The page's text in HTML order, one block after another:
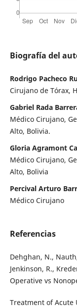
Biografía del
Rodrigo Pacheco
Cirujano de Tórax,
Gabriel Rada
Médico Cirujano,
Alto, Bolivia.
Gloria Agramont
Médico Cirujano,
Alto, Bolivia
Percival Arturo
Médico Cirujano
Referencias
Dehghan, N.,
Jenkinson, R.,
Operative vs
Treatment of Acute